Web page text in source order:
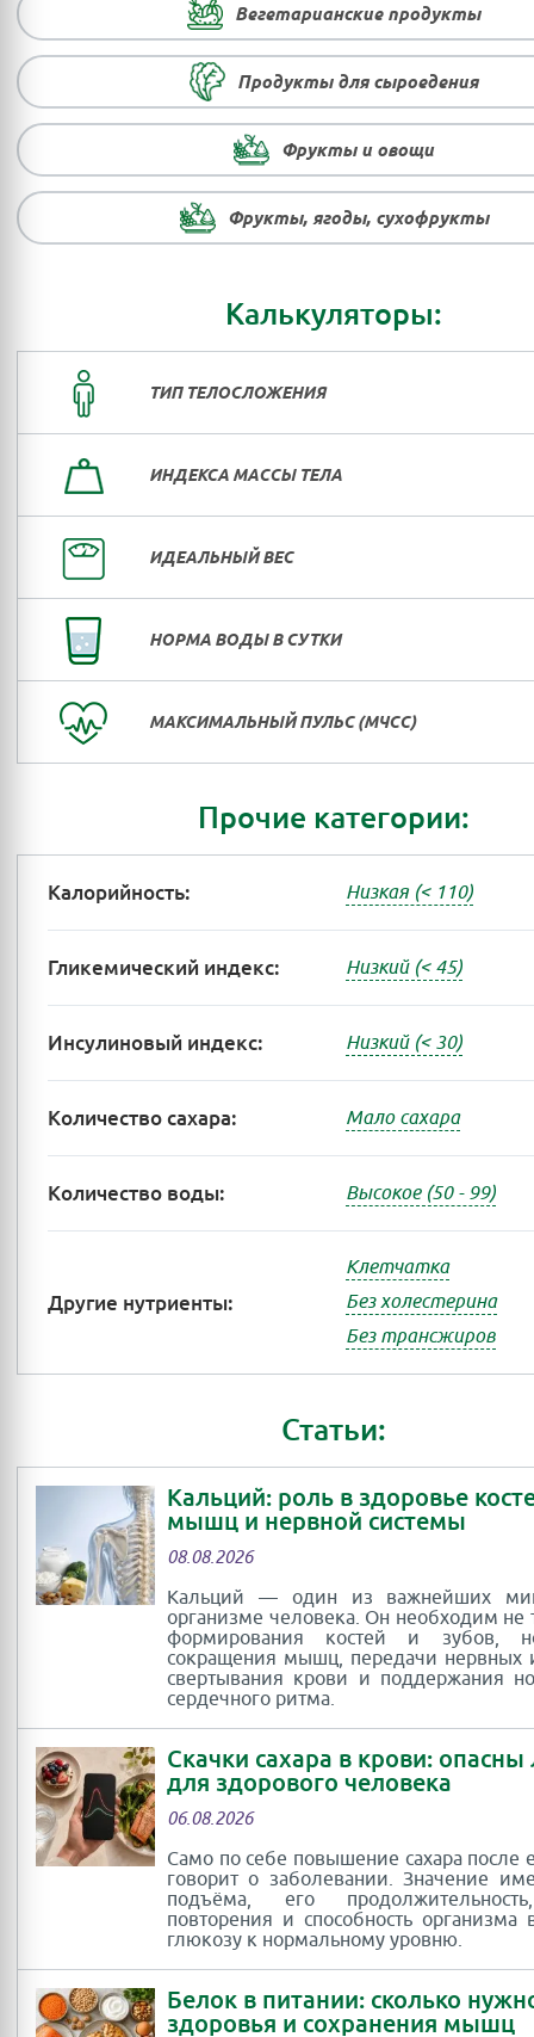
Вегетарианские продукты
Продукты для сыроедения
Фрукты и овощи
Фрукты, ягоды, сухофрукты
Калькуляторы:
ТИП ТЕЛОСЛОЖЕНИЯ
ИНДЕКСА МАССЫ ТЕЛА
ИДЕАЛЬНЫЙ ВЕС
НОРМА ВОДЫ В СУТКИ
МАКСИМАЛЬНЫЙ ПУЛЬС (МЧСС)
Прочие категории:
Калорийность: Низкая (< 110)
Гликемический индекс: Низкий (< 45)
Инсулиновый индекс: Низкий (< 30)
Количество сахара: Мало сахара
Количество воды: Высокое (50 - 99)
Другие нутриенты:
Клетчатка
Без холестерина
Без трансжиров
Статьи:
Кальций: роль в здоровье
мышц и нервной системы
08.08.2026
Кальций — один из важнейших
организме человека. Он необходим не
формирования костей и зубов,
сокращения мышц, передачи нервных
свертывания крови и поддержания
сердечного ритма.
Скачки сахара в крови: опасны
для здорового человека
06.08.2026
Само по себе повышение сахара после
говорит о заболевании. Значение
подъёма, его
повторения и способность организма
глюкозу к нормальному уровню.
Белок в питании: сколько
здоровья и сохранения мышц